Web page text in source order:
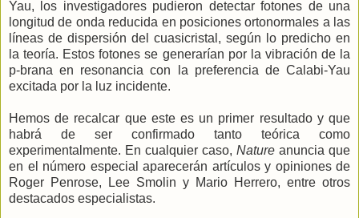
Yau, los investigadores pudieron detectar fotones de una
longitud de onda reducida en posiciones ortonormales a las
líneas de dispersión del cuasicristal, según lo predicho en
la teoría. Estos fotones se generarían por la vibración de la
p-brana en resonancia con la preferencia de Calabi-Yau
excitada por la luz incidente.
Hemos de recalcar que este es un primer resultado y que
habrá de ser confirmado tanto teórica como
experimentalmente. En cualquier caso, Nature anuncia que
en el número especial aparecerán artículos y opiniones de
Roger Penrose, Lee Smolin y Mario Herrero, entre otros
destacados especialistas.